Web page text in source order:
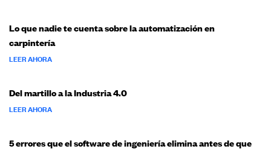
Lo que nadie te cuenta sobre la automatización en
carpintería
LEER AHORA
Del martillo a la Industria 4.0
LEER AHORA
5 errores que el software de ingeniería elimina antes de que